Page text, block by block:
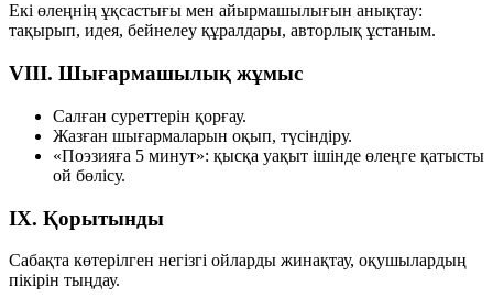
Екі өлеңнің ұқсастығы мен айырмашылығын анықтау:
тақырып, идея, бейнелеу құралдары, авторлық ұстаным.
VIII. Шығармашылық жұмыс
Салған суреттерін қорғау.
Жазған шығармаларын оқып, түсіндіру.
«Поэзияға 5 минут»: қысқа уақыт ішінде өлеңге қатысты
ой бөлісу.
IX. Қорытынды
Сабақта көтерілген негізгі ойларды жинақтау, оқушылардың
пікірін тыңдау.